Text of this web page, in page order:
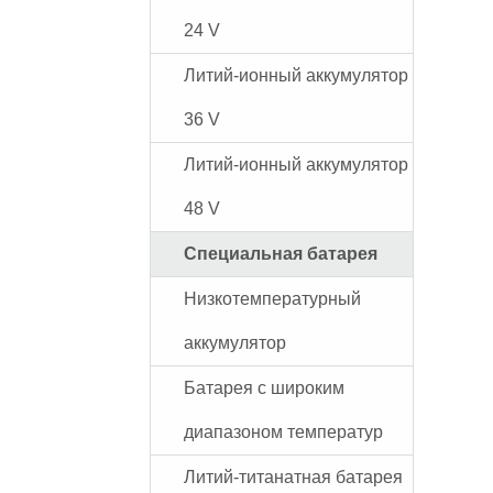
24 V
Литий-ионный аккумулятор
36 V
Литий-ионный аккумулятор
48 V
Специальная батарея
Низкотемпературный
аккумулятор
Батарея с широким
диапазоном температур
Литий-титанатная батарея